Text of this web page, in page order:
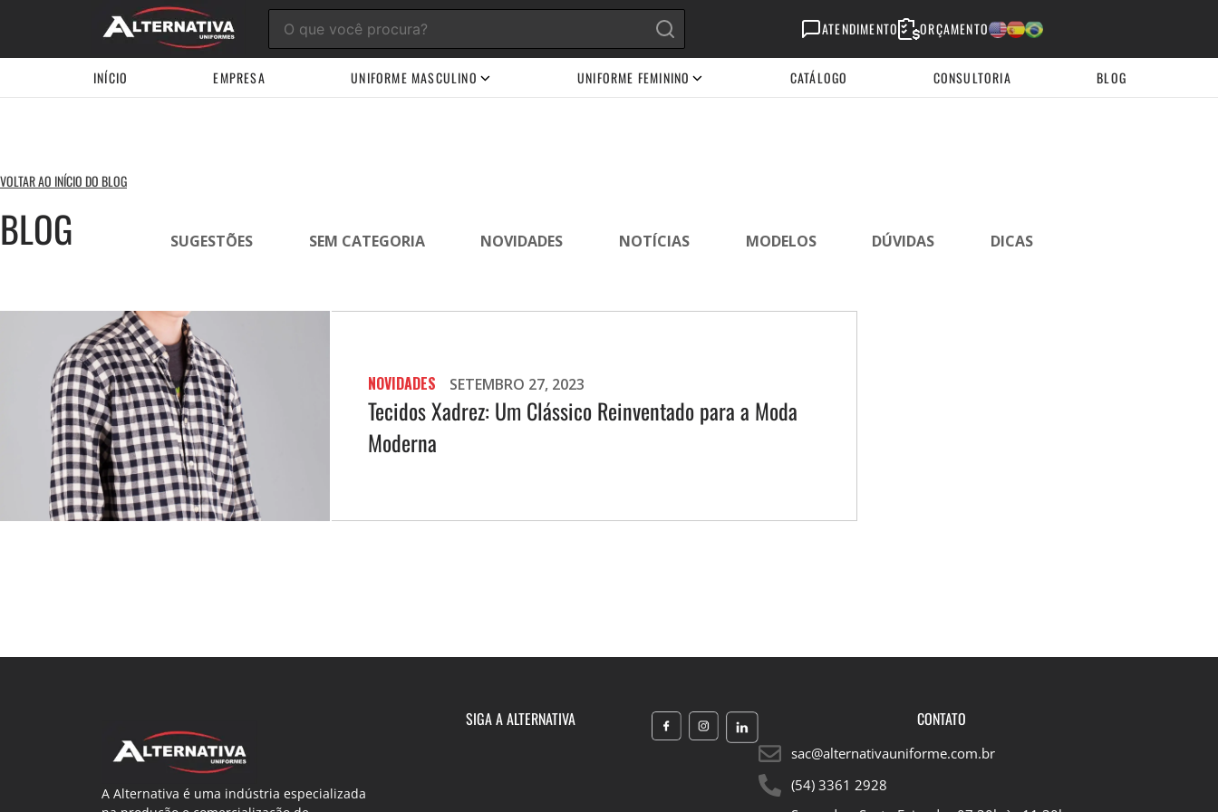
ATENDIMENTO
ORÇAMENTO
EnglishEspanholPortugues
INÍCIO
EMPRESA UNIFORME MASCULINO UNIFORME FEMININO CATÁLOGO CONSULTORIA BLOG
VOLTAR AO INÍCIO DO BLOG
BLOG SUGESTÕES SEM CATEGORIA NOVIDADES NOTÍCIAS MODELOS DÚVIDAS DICAS
NOVIDADES SETEMBRO 27, 2023
Tecidos Xadrez: Um Clássico Reinventado para a Moda
Moderna
A Alternativa é uma indústria especializada
SIGA A ALTERNATIVA CONTATO
sac@alternativauniforme.com.br
(54) 3361 2928